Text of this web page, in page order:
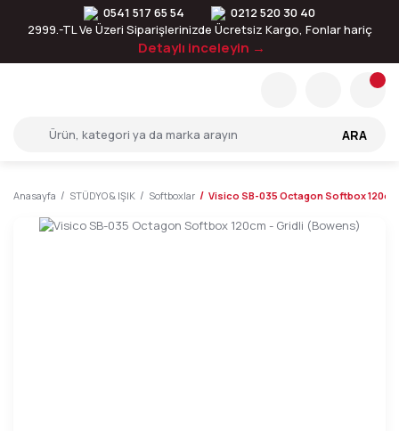
0541 517 65 54
0212 520 30 40
2999.-TL Ve Üzeri Siparişlerinizde Ücretsiz Kargo, Fonlar hariç
Detaylı inceleyin →
ARA
Anasayfa STÜDYO & IŞIK Softboxlar Visico SB-035 Octagon Softbox